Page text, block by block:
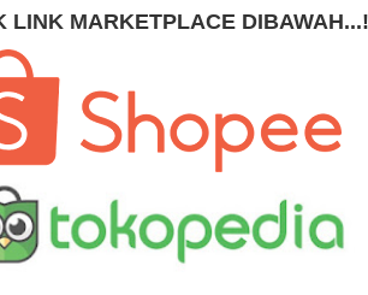
LINK MARKETPLACE